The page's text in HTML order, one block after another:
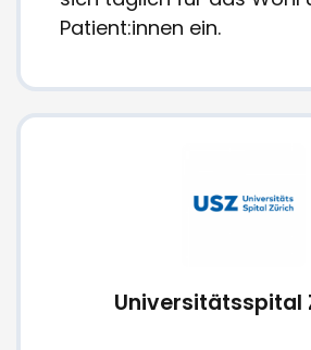
Patient:innen ein.
Universitätsspital